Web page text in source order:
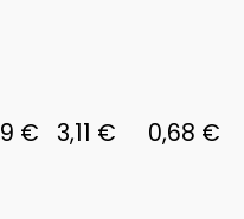
€ 3,11 € 0,68 €